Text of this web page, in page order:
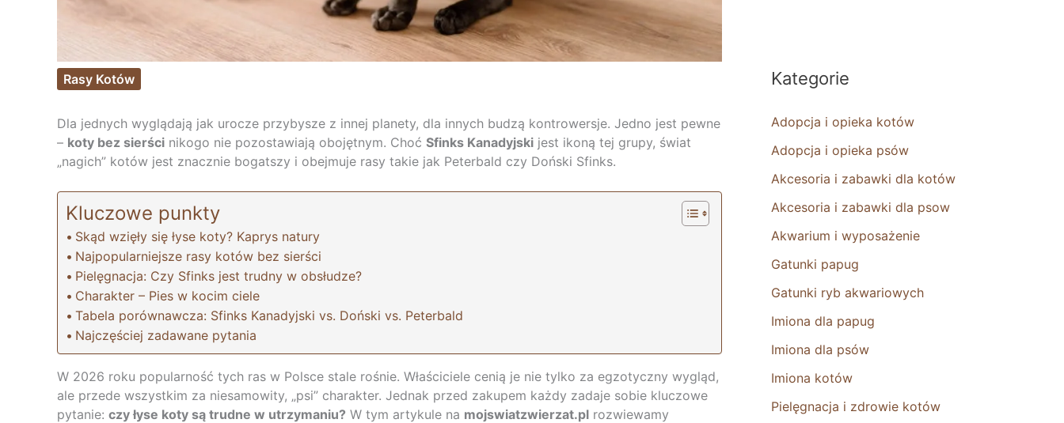
Rasy Kotów
Dla jednych wyglądają jak urocze przybysze z innej planety, dla innych budzą kontrowersje. Jedno jest pewne
– koty bez sierści nikogo nie pozostawiają obojętnym. Choć Sfinks Kanadyjski jest ikoną tej grupy, świat
„nagich” kotów jest znacznie bogatszy i obejmuje rasy takie jak Peterbald czy Doński Sfinks.
Kluczowe punkty
Skąd wzięły się łyse koty? Kaprys natury
Najpopularniejsze rasy kotów bez sierści
Pielęgnacja: Czy Sfinks jest trudny w obsłudze?
Charakter – Pies w kocim ciele
Tabela porównawcza: Sfinks Kanadyjski vs. Doński vs. Peterbald
Najczęściej zadawane pytania
W 2026 roku popularność tych ras w Polsce stale rośnie. Właściciele cenią je nie tylko za egzotyczny wygląd,
ale przede wszystkim za niesamowity, „psi” charakter. Jednak przed zakupem każdy zadaje sobie kluczowe
pytanie: czy łyse koty są trudne w utrzymaniu? W tym artykule na mojswiatzwierzat.pl rozwiewamy
Kategorie
Adopcja i opieka kotów
Adopcja i opieka psów
Akcesoria i zabawki dla kotów
Akcesoria i zabawki dla psow
Akwarium i wyposażenie
Gatunki papug
Gatunki ryb akwariowych
Imiona dla papug
Imiona dla psów
Imiona kotów
Pielęgnacja i zdrowie kotów